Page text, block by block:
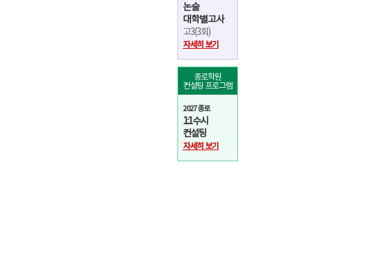
논술
대학별고사
고3(3회)
자세히 보기
종로학원
컨설팅 프로그램
2027 종로
1:1 수시
컨설팅
자세히 보기